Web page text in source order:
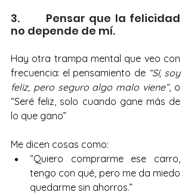
3.       Pensar que la felicidad
no depende de mí.
Hay otra trampa mental que veo con
frecuencia: el pensamiento de “Sí, soy
feliz, pero seguro algo malo viene”, o
“Seré feliz, solo cuando gane más de
lo que gano”
Me dicen cosas como:
“Quiero comprarme ese carro,
tengo con qué, pero me da miedo
quedarme sin ahorros.”